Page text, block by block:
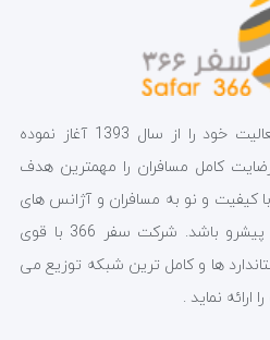
آژانس هواپیمایی سفر 366 فعالیت خود را از سال 1393 آغاز نموده
کامل مسافران را مهمترین هدف
با کیفیت و نو به مسافران و آژانس های
همکار، توانسته در این صنعت پیشرو باشد. شرکت سفر 366 با قوی
ها و کامل ترین شبکه توزیع می
نماید .